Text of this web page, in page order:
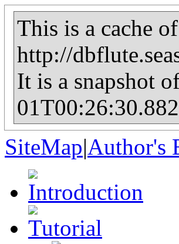
This is a cache of
http://
It is a snapshot
SiteMap|Author's